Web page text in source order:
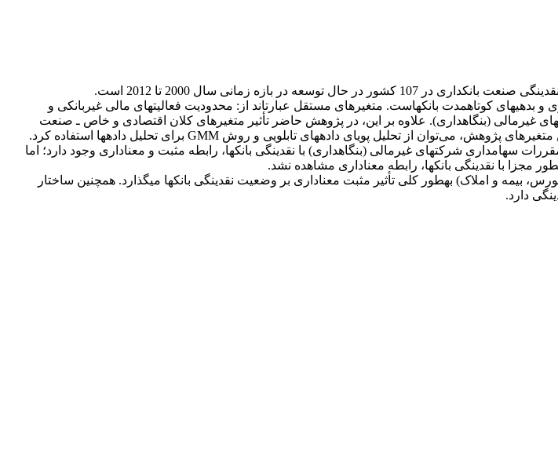
روش: متغیر وابسته پژوهش نسبت دارایی‎های نقد و سرمایه‎گذاری‎های کوتاه‎مدت بر سپرده‎های دیداری و بدهی‎های کوتاه‎مدت بانک‎هاست. متغیرهای مستقل عبارت‎اند از: محدودیت فعالیت‎های مالی غیربانکی و
بنگاه‎داری بانک‎ها شامل فعالیت در زمینه بیمه، بورس، املاک و مستغلات و سرمایه‎گذاری در شرکت‎های غیرمالی (بنگاه‎داری). علاوه بر این، در پژوهش حاضر تأثیر متغیرهای کلان اقتصادی و خاص ـ صنعت
یافته‎ها: بر اساس یافته‎ها، به‎طور کلی بین میزان سخت‎گیری مقررات منع فعالیت مالی غیربانکی و مقررات سهامداری شرکت‎های غیرمالی (بنگاه‎داری) با نقدینگی بانک‎ها، رابطه مثبت و معناداری وجود دارد؛ اما
نتیجه‎گیری: نتایج پژوهش نشان می‎دهد، سخت‎گیرانه‎تر شدن مقررات منع فعالیت‎های مالی غیربانکی (بورس، بیمه و املاک) به‎طور کلی تأثیر مثبت معناداری بر وضعیت نقدینگی بانک‎ها می‎گذارد. همچنین ساختار